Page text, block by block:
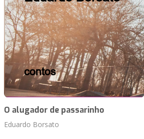
O alugador de passarinho
Eduardo Borsato